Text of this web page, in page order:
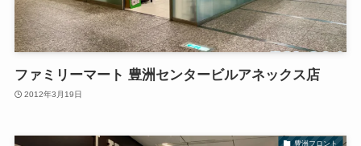
ファミリーマート 豊洲センタービルアネックス店
2012年3月19日
豊洲フロント